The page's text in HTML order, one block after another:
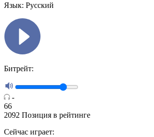
Язык: Русский
Битрейт:
-
66
2092 Позиция в рейтинге
Сейчас играет: